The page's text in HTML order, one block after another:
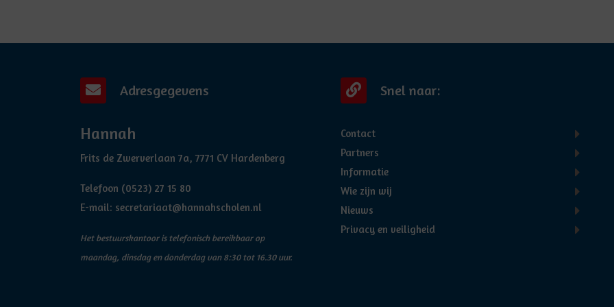
Adresgegevens
Hannah
Frits de Zwerverlaan 7a, 7771 CV Hardenberg
Telefoon (0523) 27 15 80
E-mail: secretariaat@hannahscholen.nl
Het bestuurskantoor is telefonisch bereikbaar op
maandag, dinsdag en donderdag van 8:30 tot 16.30 uur.
Snel naar:
Contact
Partners
Informatie
Wie zijn wij
Nieuws
Privacy en veiligheid